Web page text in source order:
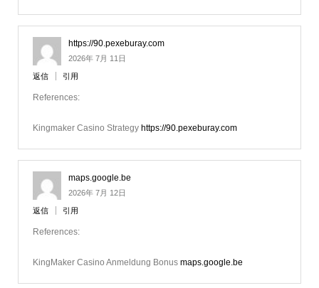
https://90.pexeburay.com
2026年 7月 11日
返信 引用
References:
Kingmaker Casino Strategy https://90.pexeburay.com
maps.google.be
2026年 7月 12日
返信 引用
References:
KingMaker Casino Anmeldung Bonus maps.google.be